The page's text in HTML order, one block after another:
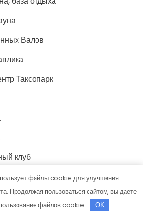
Валов
Таксопарк
клуб
ремонта грузовой
файлы cookie для улучшения
Продолжая пользоваться сайтом, вы даете
файлов cookie.
OK